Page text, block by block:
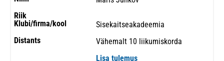
Sisekaitseakadeemia
Vähemalt 10 liikumiskorda
Lisa tulemus